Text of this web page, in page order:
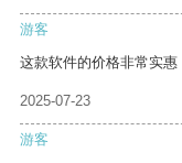
游客
这款软件的价格非常实惠
2025-07-23
游客